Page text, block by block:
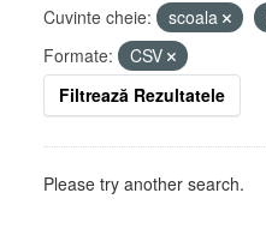
Cuvinte cheie: scoala
Formate:
CSV
Filtrează Rezultatele
Please try another search.